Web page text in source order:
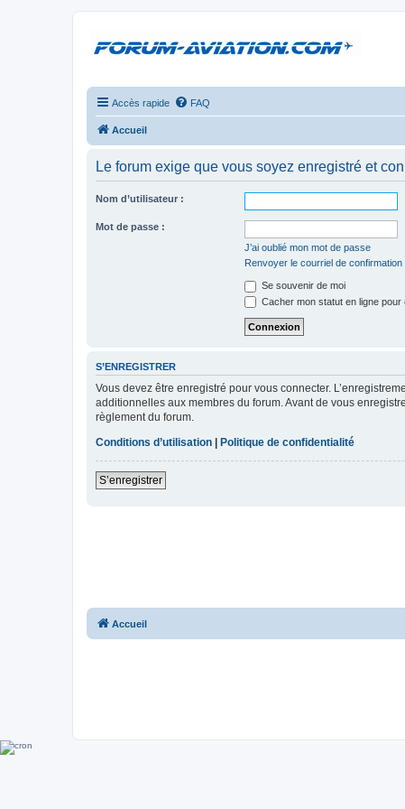
Accès rapide FAQ
Accueil
Le forum exige que vous soyez enregistré et
Nom d’utilisateur :
Mot de passe :
J’ai oublié mon mot de passe
Renvoyer le courriel de confirmation
Se souvenir de moi
Cacher mon statut en ligne
S’ENREGISTRER
Vous devez être enregistré pour vous connecter.
additionnelles aux membres du forum. Avant de vous
règlement du forum.
Conditions d’utilisation | Politique de confidentialité
S’enregistrer
Accueil